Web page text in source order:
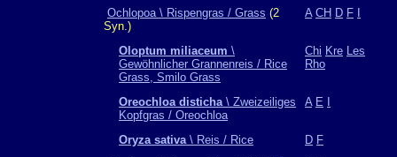
Ochlopoa \ Rispengras / Grass (2
Syn.)
A CH D F
Oloptum miliaceum \
Gewöhnlicher Grannenreis / Rice
Grass, Smilo Grass
Chi Kre Les
Rho
Oreochloa disticha\ Zweizeiliges
Kopfgras / Oreochloa
A E
Oryza sativa\ Reis / Rice D F